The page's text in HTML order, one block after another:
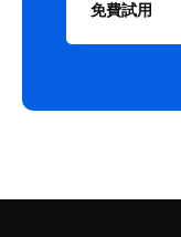
免費試用